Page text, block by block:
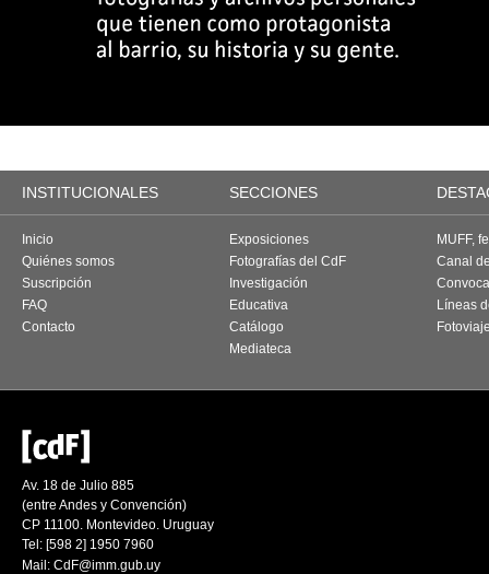
INSTITUCIONALES SECCIONES
Inicio
Quiénes somos
Suscripción
FAQ
Contacto
Exposiciones
Fotografías del CdF
Investigación
Educativa
Catálogo
Mediateca
MUFF,
Canal
Líneas
Av. 18 de Julio 885
(entre Andes y Convención)
CP 11100. Montevideo. Uruguay
Tel: [598 2] 1950 7960
Mail: CdF@imm.gub.uy